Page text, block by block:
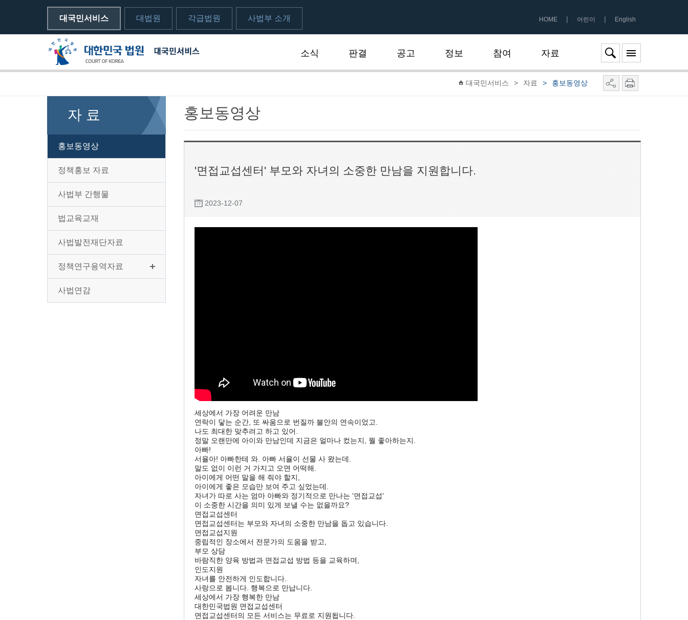
대국민서비스 대법원 각급법원 사법부 소개 HOME | 어린이 | English
소식 판결 공고 정보 참여 자료
메뉴전체보기
대국민서비스 > 자료 > 홍보동영상
자 료
홍보동영상
정책홍보 자료
사법부 간행물
법교육교재
사법발전재단자료
정책연구용역자료
사법연감
홍보동영상
'면접교섭센터' 부모와 자녀의 소중한 만남을 지원합니다.
2023-12-07
세상에서 가장 어려운 만남
연락이 닿는 순간, 또 싸움으로 번질까 불안의 연속이었고.
나도 최대한 맞추려고 하고 있어.
정말 오랜만에 아이와 만남인데 지금은 얼마나 컸는지, 뭘 좋아하는지.
아빠!
서율아! 아빠한테 와. 아빠 서율이 선물 사 왔는데.
말도 없이 이런 거 가지고 오면 어떡해.
아이에게 어떤 말을 해 줘야 할지,
아이에게 좋은 모습만 보여 주고 싶었는데.
자녀가 따로 사는 엄마 아빠와 정기적으로 만나는 '면접교섭'
이 소중한 시간을 의미 있게 보낼 수는 없을까요?
면접교섭센터
면접교섭센터는 부모와 자녀의 소중한 만남을 돕고 있습니다.
면접교섭지원
중립적인 장소에서 전문가의 도움을 받고,
부모 상담
바람직한 양육 방법과 면접교섭 방법 등을 교육하며,
인도지원
자녀를 안전하게 인도합니다.
사랑으로 봅니다. 행복으로 만납니다.
세상에서 가장 행복한 만남
대한민국법원 면접교섭센터
면접교섭센터의 모든 서비스는 무료로 지원됩니다.